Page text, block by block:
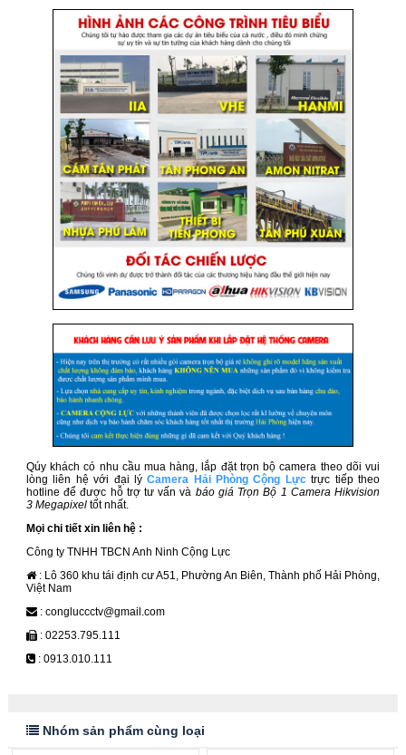
Qúy khách có nhu cầu mua hàng, lắp đặt trọn bộ camera theo dõi vui
lòng liên hệ với đại lýCamera Hải Phòng Cộng Lực trực tiếp theo
hotline để được hỗ trợ tư vấn và báo giá Trọn Bộ 1 Camera Hikvision
3 Megapixel tốt nhất.
Mọi chi tiết xin liên hệ :
Công ty TNHH TBCN Anh Ninh Cộng Lực
: Lô 360 khu tái định cư A51, Phường An Biên, Thành phố Hải Phòng,
Việt Nam
: congluccctv@gmail.com
: 02253.795.111
: 0913.010.111
Nhóm sản phẩm cùng loại